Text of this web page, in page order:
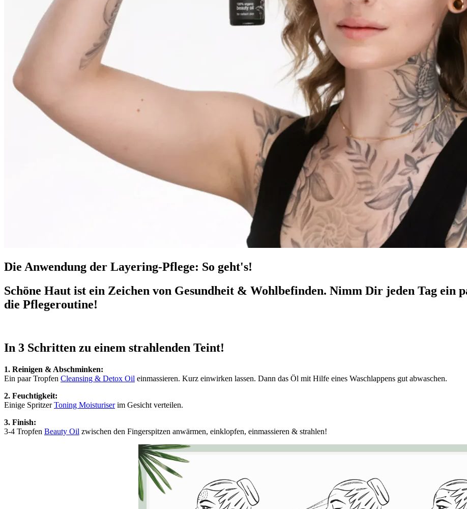
Die Anwendung der Layering-Pflege: So geht's!
Schöne Haut ist ein Zeichen von Gesundheit & Wohlbefinden. Nimm Dir jeden Tag ein
die Pflegeroutine!
In 3 Schritten zu einem strahlenden Teint!
1. Reinigen & Abschminken:
Ein paar Tropfen Cleansing & Detox Oil einmassieren. Kurz einwirken lassen. Dann das Öl mit Hilfe eines Waschlappens gut abwaschen.
2. Feuchtigkeit:
Einige SpritzerToning Moisturiserim Gesicht verteilen.
3. Finish:
3-4 Tropfen Beauty Oil zwischen den Fingerspitzen anwärmen, einklopfen, einmassieren & strahlen!